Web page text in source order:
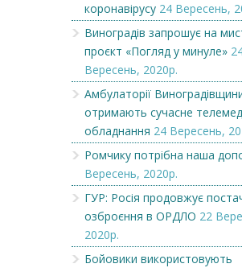
коронавірусу 24 Вересень,
Виноградів запрошує на
проєкт «Погляд у минуле»
Вересень, 2020р.
Амбулаторії
отримають сучасне
обладнання 24 Вересень,
Ромчику потрібна наша
Вересень, 2020р.
ГУР: Росія продовжує
озброєння в ОРДЛО 22
2020р.
Бойовики використовують